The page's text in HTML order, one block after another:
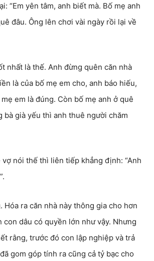
“Em yên tâm, anh biết mà. Bố mẹ anh
đâu. Ông lên chơi vài ngày rồi lại về
nhất là thế. Anh đừng quên căn nhà
là của bố mẹ em cho, anh báo hiếu,
em là đúng. Còn bố mẹ anh ở quê
bà già yếu thì anh thuê người chăm
nói thế thì liên tiếp khẳng định: “Anh
Hóa ra căn nhà này thông gia cho hơn
con dâu có quyền lớn như vậy. Nhưng
rằng, trước đó con lập nghiệp và trả
gom góp tính ra cũng cả tỷ bạc cho